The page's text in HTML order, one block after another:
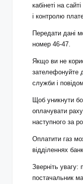
кабінеті на
і контролю
Передати дані
номер 46-47.
Якщо ви не
зателефонуйте
служби і
Щоб уникнути
оплачувати
наступного за
Оплатити газ
відділеннях
Зверніть увагу:
постачальник